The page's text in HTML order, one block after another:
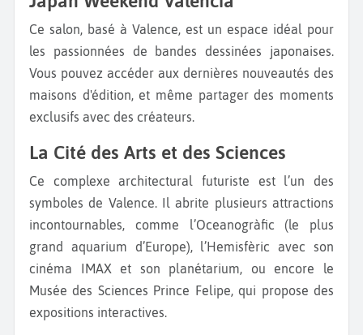
Ce salon, basé à Valence, est un espace idéal pour
les passionnées de bandes dessinées japonaises.
Vous pouvez accéder aux dernières nouveautés des
maisons d'édition, et même partager des moments
exclusifs avec des créateurs.
La Cité des Arts et des Sciences
Ce complexe architectural futuriste est l’un des
symboles de Valence. Il abrite plusieurs attractions
incontournables, comme l’Oceanogràfic (le plus
grand aquarium d’Europe), l’Hemisfèric avec son
cinéma IMAX et son planétarium, ou encore le
Musée des Sciences Prince Felipe, qui propose des
expositions interactives.